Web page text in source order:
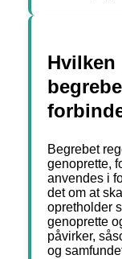
Begrebet
genoprette,
anvendes i
det om at
opretholder
genoprette
påvirker,
og